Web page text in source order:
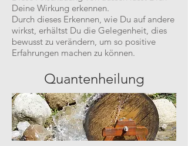
Deine Wirkung erkennen.
Durch dieses Erkennen, wie Du auf andere
wirkst, erhältst Du die Gelegenheit, dies
bewusst zu verändern, um so positive
Erfahrungen machen zu können.
Quantenheilung